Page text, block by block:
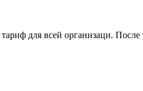
для всей организаци.